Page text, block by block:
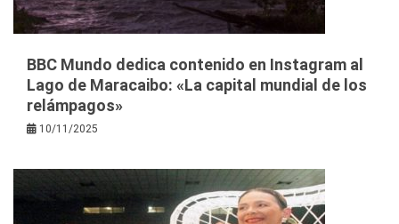
BBC Mundo dedica contenido en Instagram al
Lago de Maracaibo: «La capital mundial de los
relámpagos»
10/11/2025